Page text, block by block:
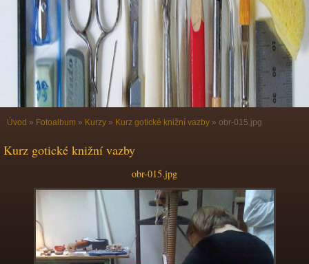
Úvod » Fotoalbum » Kurzy » Kurz gotické knižní vazby » obr-015.jpg
Kurz gotické knižní vazby
obr-015.jpg